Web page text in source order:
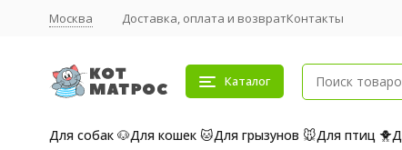
Москва Доставка, оплата и возвратКонтакты
Каталог
Для собак 🐶Для кошек 🐱Для грызунов 🐭Для птиц 🐥